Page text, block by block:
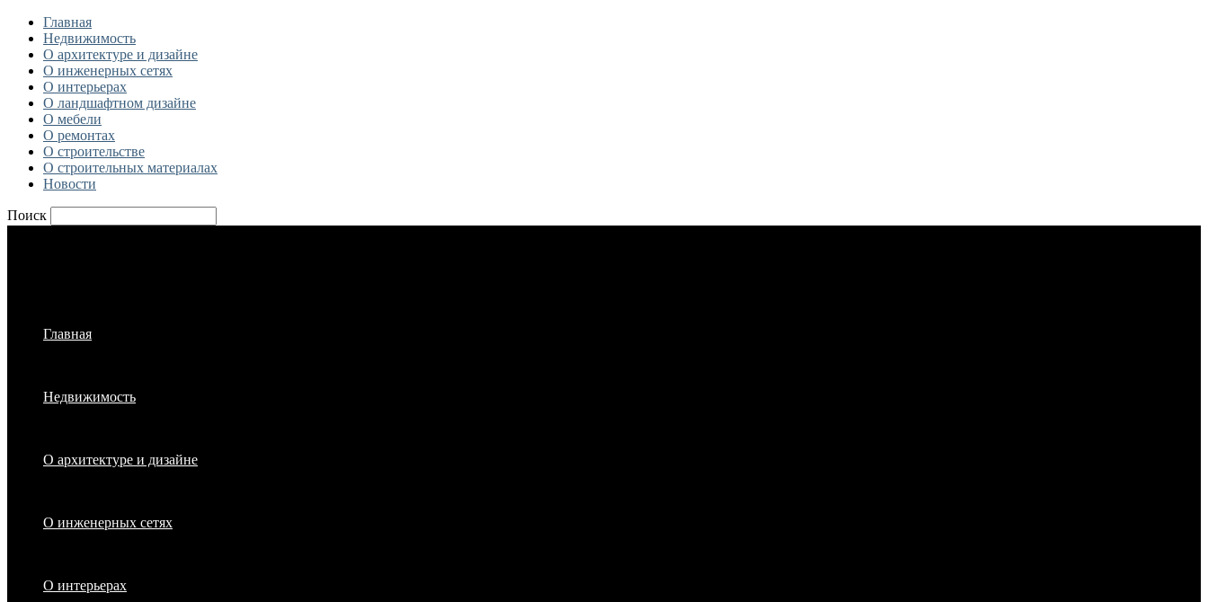
Главная
Недвижимость
О архитектуре и дизайне
О инженерных сетях
О интерьерах
О ландшафтном дизайне
О мебели
О ремонтах
О строительстве
О строительных материалах
Новости
Поиск
Главная
Недвижимость
О архитектуре и дизайне
О инженерных сетях
О интерьерах